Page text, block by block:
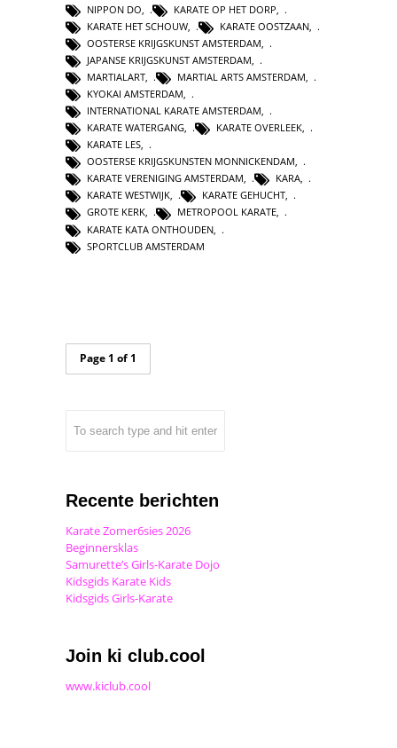
NIPPON DO
KARATE OP HET DORP
KARATE HET SCHOUW
KARATE OOSTZAAN
OOSTERSE KRIJGSKUNST AMSTERDAM
JAPANSE KRIJGSKUNST AMSTERDAM
MARTIALART
MARTIAL ARTS AMSTERDAM
KYOKAI AMSTERDAM,
INTERNATIONAL KARATE AMSTERDAM,
KARATE WATERGANG, KARATE OVERLEEK,
KARATE LES,
OOSTERSE KRIJGSKUNSTEN MONNICKENDAM,
KARATE VERENIGING AMSTERDAM, KARA,
KARATE WESTWIJK, KARATE GEHUCHT,
GROTE KERK, METROPOOL KARATE,
KARATE KATA ONTHOUDEN
SPORTCLUB AMSTERDAM
Page 1 of 1
Recente berichten
Karate Zomer6sies 2026
Beginnersklas
Samurette’s Girls-Karate Dojo
Kidsgids Karate Kids
Kidsgids Girls-Karate
Join ki club.cool
www.kiclub.cool